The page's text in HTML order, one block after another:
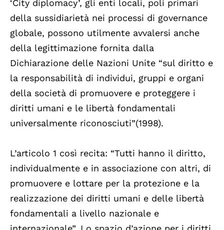
‘City diplomacy’, gli enti locali, poli primari
della sussidiarietà nei processi di governance
globale, possono utilmente avvalersi anche
della legittimazione fornita dalla
Dichiarazione delle Nazioni Unite “sul diritto e
la responsabilità di individui, gruppi e organi
della società di promuovere e proteggere i
diritti umani e le libertà fondamentali
universalmente riconosciuti”(1998).
L’articolo 1 così recita: “Tutti hanno il diritto,
individualmente e in associazione con altri, di
promuovere e lottare per la protezione e la
realizzazione dei diritti umani e delle libertà
fondamentali a livello nazionale e